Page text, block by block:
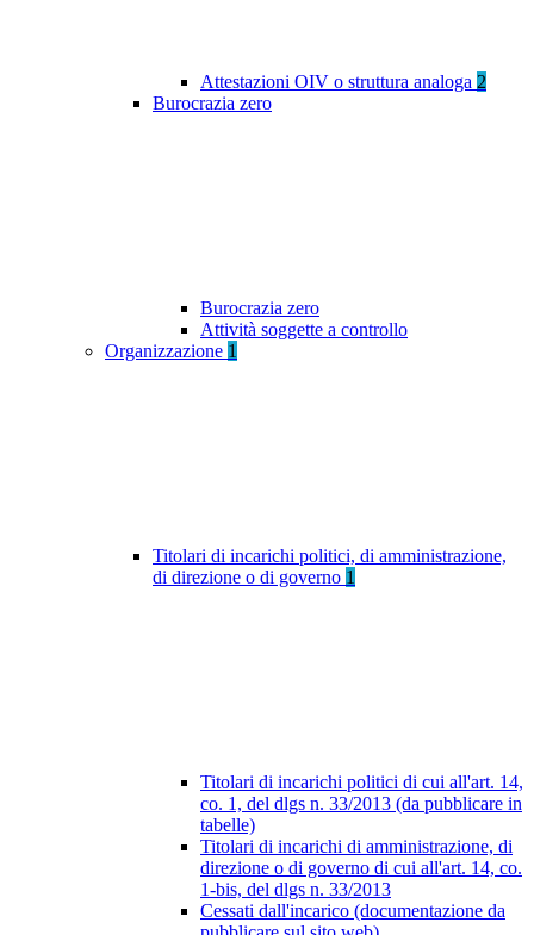
Attestazioni OIV o struttura analoga 2
Burocrazia zero
Burocrazia zero
Attività soggette a controllo
Organizzazione 1
Titolari di incarichi politici, di amministrazione,
di direzione o di governo 1
Titolari di incarichi politici di cui all'art. 14,
co. 1, del dlgs n. 33/2013 (da pubblicare in
tabelle)
Titolari di incarichi di amministrazione, di
direzione o di governo di cui all'art. 14, co.
1-bis, del dlgs n. 33/2013
Cessati dall'incarico (documentazione da